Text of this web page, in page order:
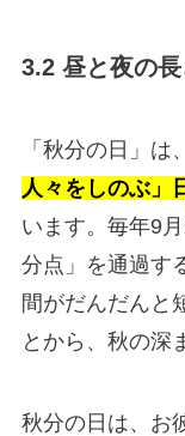
3.2 昼と夜の
「秋分の日」は、
人々をしのぶ」
います。毎年9
分点」を通過す
間がだんだんと
とから、秋の深
秋分の日は、お